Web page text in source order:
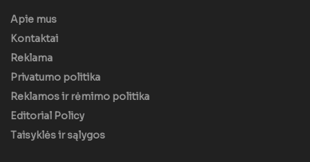
Apie mus
Kontaktai
Reklama
Privatumo politika
Reklamos ir rėmimo politika
Editorial Policy
Taisyklės ir sąlygos